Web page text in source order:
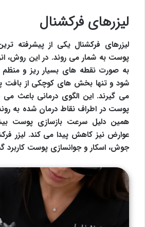
لیزرهای فرکشنال
لیزرهای فرکشنال یکی از پیشرفته
پوست به شمار می روند. در این روش،
به صورت نقطه های بسیار ریز و
شود و تنها بخش های کوچکی از بافت
می گیرند. این الگوی درمانی باعث
پوست در اطراف نقاط درمان شده به
همین دلیل سرعت بازسازی پوست
عوارض نیز کاهش پیدا می کند. لیزر
جوش، اسکار و جوانسازی پوست کاربرد